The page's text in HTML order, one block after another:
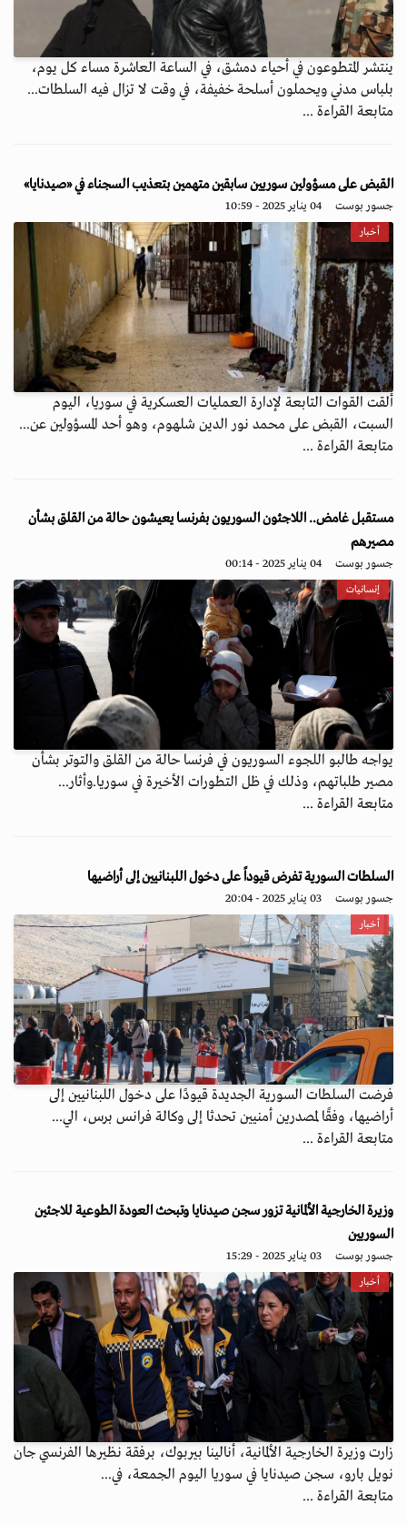
ينتشر المتطوعون في أحياء دمشق، في الساعة العاشرة مساء كل يوم،
بلباس مدني ويحملون أسلحة خفيفة، في وقت لا تزال فيه السلطات...
متابعة القراءة ...
القبض على مسؤولين سوريين سابقين متهمين بتعذيب السجناء في «صيدنايا»
جسور بوست 04 يناير 2025 - 10:59
أخبار
ألقت القوات التابعة لإدارة العمليات العسكرية في سوريا، اليوم
السبت، القبض على محمد نور الدين شلهوم، وهو أحد المسؤولين عن...
متابعة القراءة ...
مستقبل غامض.. اللاجئون السوريون بفرنسا يعيشون حالة من القلق بشأن
مصيرهم
جسور بوست 04 يناير 2025 - 00:14
إنسانيات
يواجه طالبو اللجوء السوريون في فرنسا حالة من القلق والتوتر بشأن
مصير طلباتهم، وذلك في ظل التطورات الأخيرة في سوريا.وأثار...
متابعة القراءة ...
السلطات السورية تفرض قيوداً على دخول اللبنانيين إلى أراضيها
جسور بوست 03 يناير 2025 - 20:04
أخبار
فرضت السلطات السورية الجديدة قيودًا على دخول اللبنانيين إلى
أراضيها، وفقًا لمصدرين أمنيين تحدثا إلى وكالة فرانس برس، الي...
متابعة القراءة ...
وزيرة الخارجية الألمانية تزور سجن صيدنايا وتبحث العودة الطوعية للاجئين
السوريين
جسور بوست 03 يناير 2025 - 15:29
أخبار
زارت وزيرة الخارجية الألمانية، أنالينا بيربوك، برفقة نظيرها الفرنسي جان
نويل بارو، سجن صيدنايا في سوريا اليوم الجمعة، في...
متابعة القراءة ...